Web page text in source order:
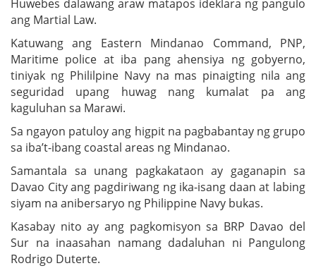
Huwebes dalawang araw matapos ideklara ng pangulo
ang Martial Law.
Katuwang ang Eastern Mindanao Command, PNP,
Maritime police at iba pang ahensiya ng gobyerno,
tiniyak ng Phililpine Navy na mas pinaigting nila ang
seguridad upang huwag nang kumalat pa ang
kaguluhan sa Marawi.
Sa ngayon patuloy ang higpit na pagbabantay ng grupo
sa iba’t-ibang coastal areas ng Mindanao.
Samantala sa unang pagkakataon ay gaganapin sa
Davao City ang pagdiriwang ng ika-isang daan at labing
siyam na anibersaryo ng Philippine Navy bukas.
Kasabay nito ay ang pagkomisyon sa BRP Davao del
Sur na inaasahan namang dadaluhan ni Pangulong
Rodrigo Duterte.